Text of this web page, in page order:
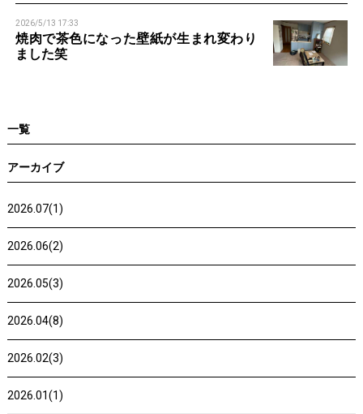
2026/5/13 17:33
焼肉で茶色になった壁紙が生まれ変わり
ました笑
一覧
アーカイブ
2026.07(1)
2026.06(2)
2026.05(3)
2026.04(8)
2026.02(3)
2026.01(1)